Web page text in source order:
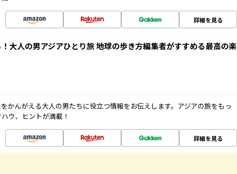
詳細を見る
大人の男アジアひとり旅 地球の歩き方編集者がすすめる最高の楽
かんがえる大人の男たちに役立つ情報をお伝えします。アジアの旅をもっ
ウ、ヒントが満載！
詳細を見る